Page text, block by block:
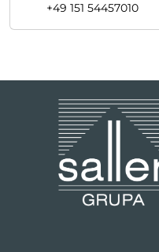
+49 151 54457010